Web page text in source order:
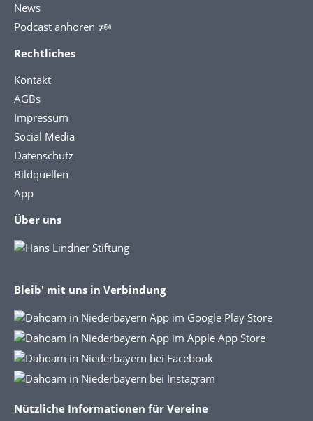
News
Podcast anhören 🕬
Rechtliches
Kontakt
AGBs
Impressum
Social Media
Datenschutz
Bildquellen
App
Über uns
Bleib' mit uns in Verbindung
Nützliche Informationen für Vereine